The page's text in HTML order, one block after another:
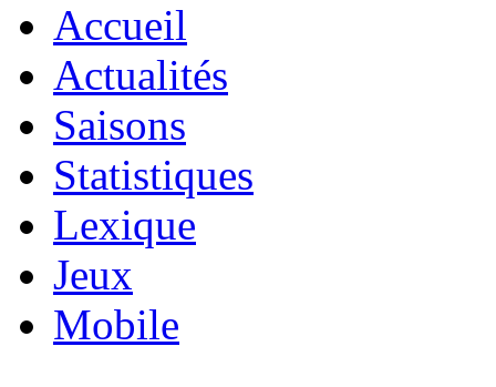
Accueil
Actualités
Saisons
Statistiques
Lexique
Jeux
Mobile